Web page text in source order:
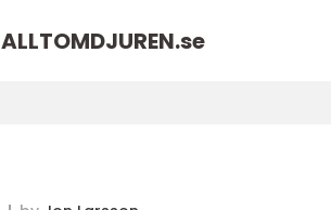
ALLTOMDJUREN.se